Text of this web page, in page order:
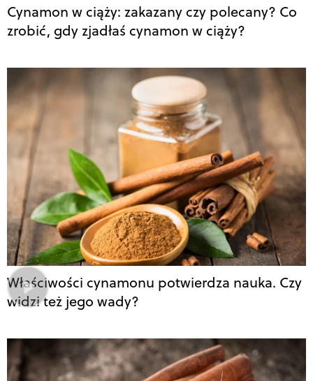
Cynamon w ciąży: zakazany czy polecany? Co
zrobić, gdy zjadłaś cynamon w ciąży?
Właściwości cynamonu potwierdza nauka. Czy
widzi też jego wady?